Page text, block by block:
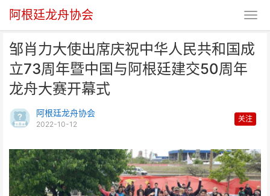
阿根廷龙舟协会
邹肖力大使出席庆祝中华人民共和国成
立73周年暨中国与阿根廷建交50周年
龙舟大赛开幕式
阿根廷龙舟协会
2022-10-12
关注
国成立73周年暨中国与